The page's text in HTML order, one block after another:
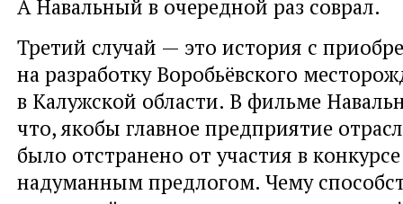
А Навальный в очередной раз соврал.
Третий случай — это история с
на разработку Воробьёвского
в Калужской области. В фильме
что, якобы главное предприятие
было отстранено от участия в
надуманным предлогом. Чему